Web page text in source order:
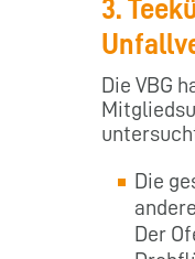
3.
Die VBG
Die
Der